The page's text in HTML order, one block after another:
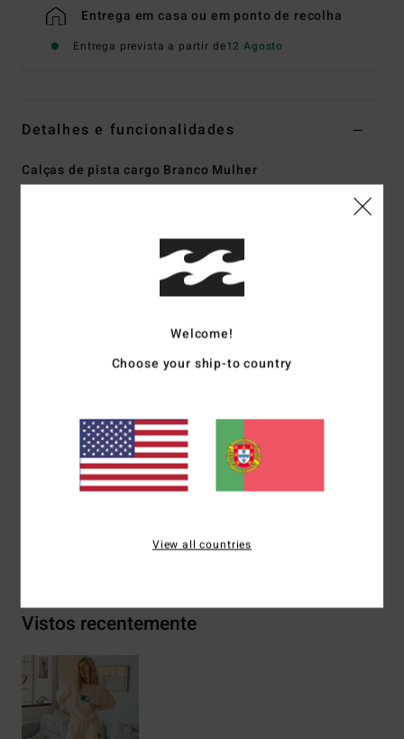
Entrega em casa ou em ponto de recolha
Entrega prevista a partir de12 Agosto
Detalhes e funcionalidades
Calças de pista cargo Branco Mulher
Coleção Paradise Skies
Elástica
Bolsos:Bolsos utilitários laterais
Etiqueta da marca:Estampado do logótipo na lateral
Materiais[Tecido principal] 80% algodão, 20% poliéster
Envio& Devoluciones
Vistos recentemente
Welcome!
Choose your ship-to country
View all countries